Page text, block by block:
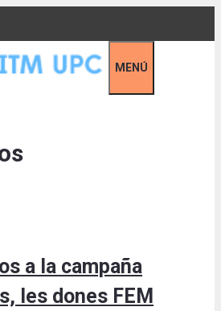
MENÚ
a la campaña
les dones FEM